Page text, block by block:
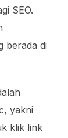
SEO.
berada di
yakni
klik link